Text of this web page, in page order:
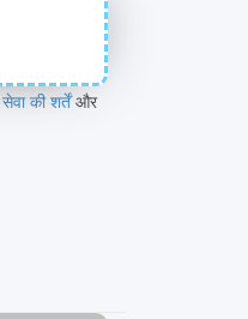
सेवा की शर्तेंऔर